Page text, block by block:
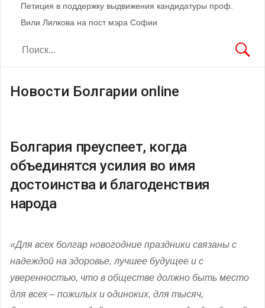
Петиция в поддержку выдвижения кандидатуры проф.
Вили Лилкова на пост мэра Софии
Новости Болгарии online
Болгария преуспеет, когда
объединятся усилия во имя
достоинства и благоденствия
народа
«Для всех болгар новогодние праздники связаны с
надеждой на здоровье, лучшее будущее и с
уверенностью, что в обществе должно быть место
для всех – пожилых и одиноких, для тысяч,